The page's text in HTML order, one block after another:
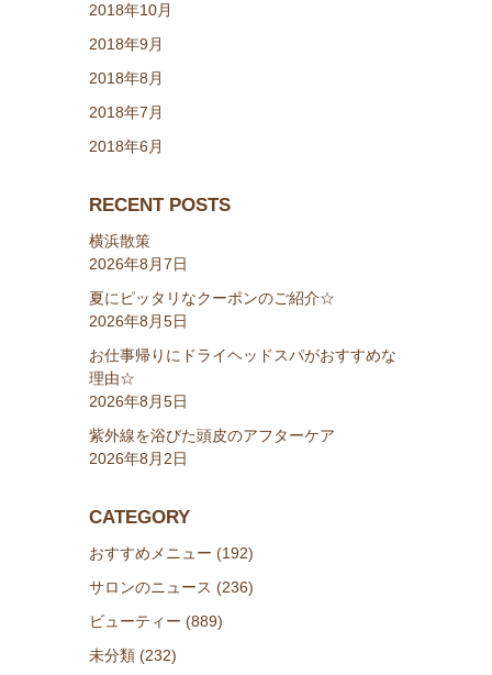
2018年10月
2018年9月
2018年8月
2018年7月
2018年6月
RECENT POSTS
横浜散策
2026年8月7日
夏にピッタリなクーポンのご紹介☆
2026年8月5日
お仕事帰りにドライヘッドスパがおすすめな
理由☆
2026年8月5日
紫外線を浴びた頭皮のアフターケア
2026年8月2日
CATEGORY
おすすめメニュー (192)
サロンのニュース (236)
ビューティー (889)
未分類 (232)